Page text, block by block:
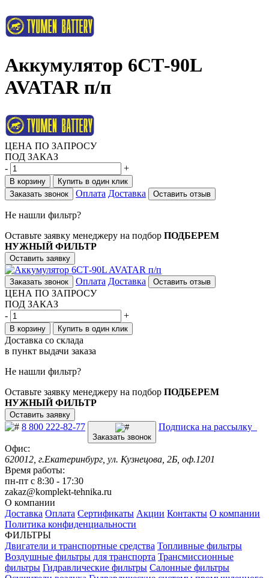
Аккумулятор 6СТ-90L
AVATAR п/п
ЦЕНА ПО ЗАПРОСУ
ПОД ЗАКАЗ
-
+
В корзину
Купить в один клик
Заказать звонок
Оплата Доставка Оставить отзыв
Не нашли фильтр?
Оставьте заявку менеджеру на подбор ПОДБЕРЕМ
НУЖНЫЙ ФИЛЬТР
Оставить заявку
Заказать звонок Оплата Доставка Оставить отзыв
ЦЕНА ПО ЗАПРОСУ
ПОД ЗАКАЗ
-
+
В корзину Купить в один клик
Доставка со склада
в пункт выдачи заказа
Не нашли фильтр?
Оставьте заявку менеджеру на подбор ПОДБЕРЕМ
НУЖНЫЙ ФИЛЬТР
Оставить заявку
8 800 222-82-77
Заказать звонок
Подписка на рассылку
Офис:
620012, г.Екатеринбург, ул. Кузнецова, 2Б, оф.1201
Время работы:
пн-пт с 8:30 - 17:30
zakaz@komplekt-tehnika.ru
О компании
Доставка Оплата Сертификаты Акции Контакты О компании
Политика конфиденциальности
ФИЛЬТРЫ
Двигатели и транспортные средства Топливные фильтры
Воздушные фильтры для транспорта Трансмиссионные
фильтры Гидравлические фильтры Салонные фильтры